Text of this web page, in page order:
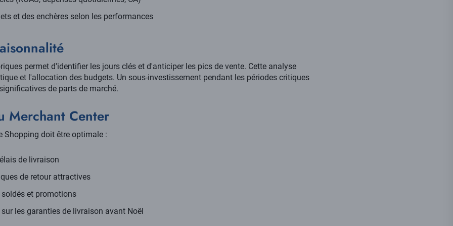
et des enchères selon les performances
permet d'identifier les jours clés et d'anticiper les pics de vente. Cette analyse
et l'allocation des budgets. Un sous-investissement pendant les périodes critiques
de parts de marché.
Merchant Center
Shopping doit être optimale :
de livraison
de retour attractives
et promotions
les garanties de livraison avant Noël